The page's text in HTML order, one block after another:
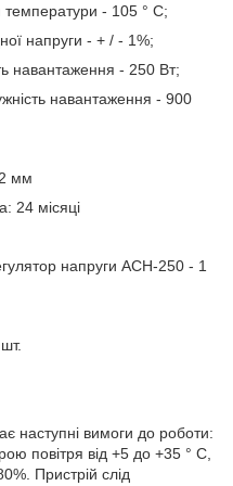
температури - 105 ° С;
напруги - + / - 1%;
навантаження - 250 Вт;
навантаження - 900
мм
24 місяці
напруги АСН-250 - 1
наступні вимоги до роботи:
повітря від +5 до +35 ° С,
Пристрій слід